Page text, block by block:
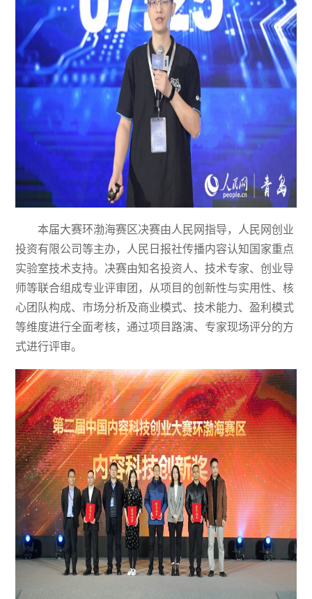
本届大赛环渤海赛区决赛由人民网指导，人民网创业
投资有限公司等主办，人民日报社传播内容认知国家重点
实验室技术支持。决赛由知名投资人、技术专家、创业导
师等联合组成专业评审团，从项目的创新性与实用性、核
心团队构成、市场分析及商业模式、技术能力、盈利模式
等维度进行全面考核，通过项目路演、专家现场评分的方
式进行评审。